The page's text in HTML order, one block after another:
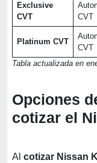
Exclusive
CVT
CVT
Platinum CVT
CVT
Tabla actualizada en
Opciones
cotizar el
Al cotizar Nissan